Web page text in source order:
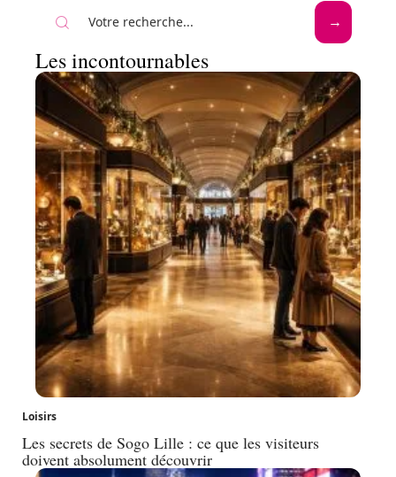
Les incontournables
Loisirs
Les secrets de Sogo Lille : ce que les visiteurs
doivent absolument découvrir